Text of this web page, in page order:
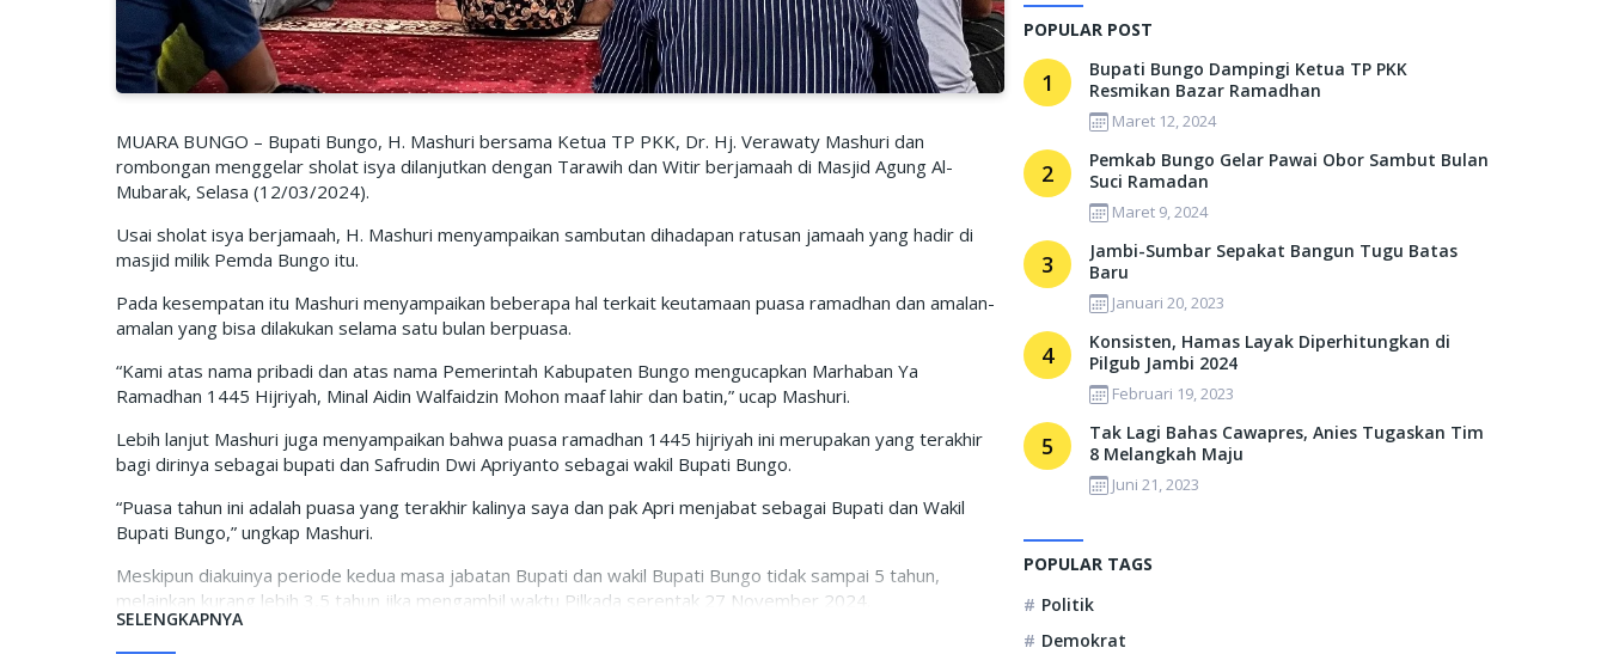
MUARA BUNGO – Bupati Bungo, H. Mashuri bersama Ketua TP PKK, Dr. Hj. Verawaty Mashuri dan
rombongan menggelar sholat isya dilanjutkan dengan Tarawih dan Witir berjamaah di Masjid Agung Al-
Mubarak, Selasa (12/03/2024).
Usai sholat isya berjamaah, H. Mashuri menyampaikan sambutan dihadapan ratusan jamaah yang hadir di
masjid milik Pemda Bungo itu.
Pada kesempatan itu Mashuri menyampaikan beberapa hal terkait keutamaan puasa ramadhan dan amalan-
amalan yang bisa dilakukan selama satu bulan berpuasa.
“Kami atas nama pribadi dan atas nama Pemerintah Kabupaten Bungo mengucapkan Marhaban Ya
Ramadhan 1445 Hijriyah, Minal Aidin Walfaidzin Mohon maaf lahir dan batin,” ucap Mashuri.
Lebih lanjut Mashuri juga menyampaikan bahwa puasa ramadhan 1445 hijriyah ini merupakan yang terakhir
bagi dirinya sebagai bupati dan Safrudin Dwi Apriyanto sebagai wakil Bupati Bungo.
“Puasa tahun ini adalah puasa yang terakhir kalinya saya dan pak Apri menjabat sebagai Bupati dan Wakil
Bupati Bungo,” ungkap Mashuri.
Meskipun diakuinya periode kedua masa jabatan Bupati dan wakil Bupati Bungo tidak sampai 5 tahun,
melainkan kurang lebih 3,5 tahun jika mengambil waktu Pilkada serentak 27 November 2024.
SELENGKAPNYA
POPULAR POST
1
Bupati Bungo Dampingi Ketua TP PKK
Resmikan Bazar Ramadhan
Maret 12, 2024
2
Pemkab Bungo Gelar Pawai Obor Sambut Bulan
Suci Ramadan
Maret 9, 2024
3
Jambi-Sumbar Sepakat Bangun Tugu Batas
Baru
Januari 20, 2023
4
Konsisten, Hamas Layak Diperhitungkan di
Pilgub Jambi 2024
Februari 19, 2023
5
Tak Lagi Bahas Cawapres, Anies Tugaskan Tim
8 Melangkah Maju
Juni 21, 2023
POPULAR TAGS
Politik
Demokrat